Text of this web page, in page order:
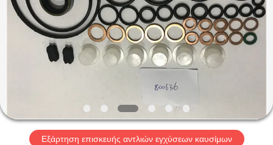
ΠΡΟΪΌΝΤΑ
ΒΊΝΤΕΟ
ΠΕΡΊΠΟΥ
ΕΜΕΊΣ
Εξάρτηση επισκευής αντλιών εγχύσεων καυσίμων